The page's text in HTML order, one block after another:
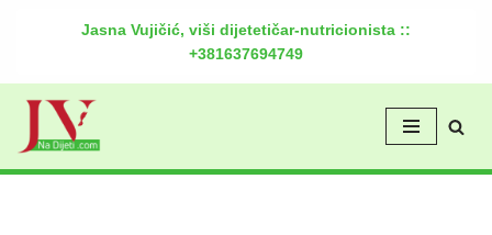
Jasna Vujičić, viši dijetetičar-nutricionista ::
+381637694749